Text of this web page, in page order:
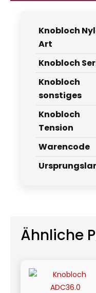
Knobloch
Art
Knobloch
Knobloch
sonstiges
Knobloch
Tension
Warencode
Ähnliche